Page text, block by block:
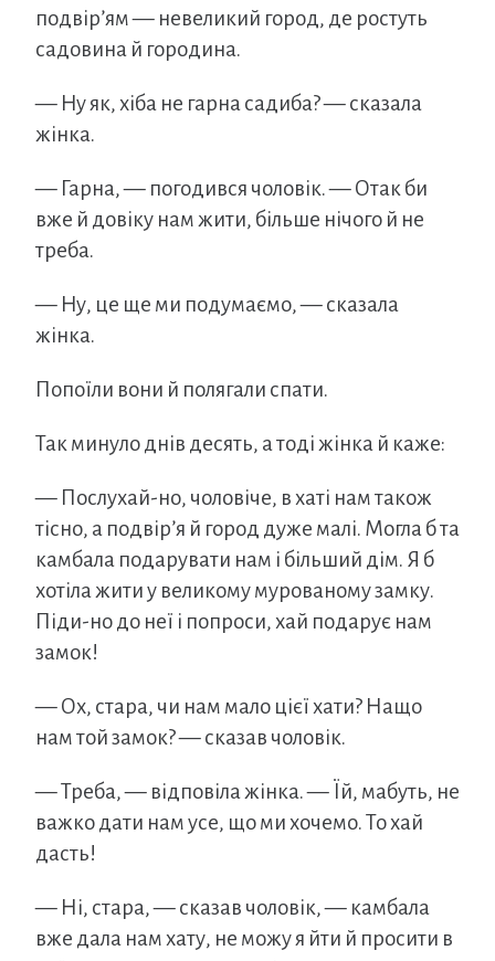
подвір’ям — невеликий город, де ростуть
садовина й городина.
— Ну як, хіба не гарна садиба? — сказала
жінка.
— Гарна, — погодився чоловік. — Отак би
вже й довіку нам жити, більше нічого й не
треба.
— Ну, це ще ми подумаємо, — сказала
жінка.
Попоїли вони й полягали спати.
Так минуло днів десять, а тоді жінка й каже:
— Послухай-но, чоловіче, в хаті нам також
тісно, а подвір’я й город дуже малі. Могла б та
камбала подарувати нам і більший дім. Я б
хотіла жити у великому мурованому замку.
Піди-но до неї і попроси, хай подарує нам
замок!
— Ох, стара, чи нам мало цієї хати? Нащо
нам той замок? — сказав чоловік.
— Треба, — відповіла жінка. — Їй, мабуть, не
важко дати нам усе, що ми хочемо. То хай
дасть!
— Ні, стара, — сказав чоловік, — камбала
вже дала нам хату, не можу я йти й просити в